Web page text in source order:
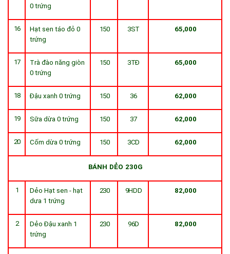
0 trứng
16
Hạt sen táo đỏ 0
trứng
150 3ST 65,000
17
Trà đào năng giòn
0 trứng
150 3TĐ 65,000
18 Đậu xanh 0 trứng 150 36 62,000
19 Sữa dừa 0 trứng 150 37 62,000
20 Cốm dừa 0 trứng 150 3CD 62,000
BÁNH DẺO 230G
1
Dẻo Hạt sen - hạt
dưa 1 trứng
230 9HDD 82,000
2
Dẻo Đậu xanh 1
trứng
230 96D 82,000